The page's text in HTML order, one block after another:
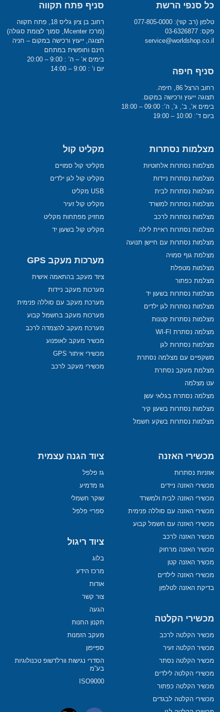
כל סנפי הרשת
טלפון (רב קווי): 077-805-0000
פקס: 03-6326877
service@worldshop.co.il
סניף חיפה
רחוב הרצל 86, חיפה.
תצוגה ייעוץ ורכישה במקום.
בימים א’, ב’, ג’, ה’: 09:00 – 18:00
ביום ד’: 10:00 – 19:00
סניף פתח תקווה
רחוב בן ציון גליס 18, פתח תקווה
(מרכז Mcenter, סמוך לצומת סגולה)
תצוגה, ייעוץ ורכישה במקום – חניה
חינם וחופשית במתחם
בימים א’ – ה’ : 9:00 – 20:00
יום ו’ : 9:00 – 14:00
מצלמות נסתרות
מצלמות נסתרות אלחוטיות
מצלמות נסתרות ניידות
מצלמות נסתרות לבית
מצלמות נסתרות למשרד
מצלמות נסתרות לרכב
מצלמות נסתרות ראיית לילה
מצלמות נסתרות עם חיישן תנועה
מצלמת גוף סמויה
מצלמות מטפלת
מצלמת כפתור
מצלמות נסתרות בשעון יד
מצלמות נסתרות לגן ילדים
מצלמות נסתרות קטנות
מצלמה נסתרת WI-FI
מצלמות נסתרות לגן
משקפיים עם מצלמה נסתרת
מצלמת מעקב נסתרת
עט מצלמה
מצלמה נסתרת בגלאי עשן
מצלמות נסתרות בשעון קיר
מצלמות נסתרות בשקע חשמל
מקליט קול
מקליטי קול סמויים
מקליט קול לגן ילדים
USB מקליט
מקליט קול זעיר
מחזיק מפתחות מקליט
מקליט קול בשעון יד
מערכות מעקב GPS
ציוד מעקב בהתאמה אישית
מערכות מעקב ניידות
מערכת מעקב עם סוללה פנימית
מערכות מעקב בחשמל קבוע
מערכת מעקב להצמדה לרכב
מכשיר מעקב לאופנוע
מכשירי איתור GPS
מכשירי מעקב לרכב
מכשירי האזנה
אוזניות נסתרות
מכשירי האזנה ניידים
מכשירי האזנה לבית ולמשרד
מכשירי האזנה עם סוללה פנימית
מכשירי האזנה עם חשמל קבוע
מכשיר האזנה לרכב
מכשיר האזנה מרחוק
מכשיר האזנה קטן
מכשירי האזנה לילדים
בדיקת האזנה לטלפון
מכשירי הקלטה
מכשיר הקלטה לרכב
מכשיר הקלטה זעיר
מכשיר הקלטה נסתר
מכשירי הקלטה לילדים
מכשיר הקלטה כפתור
מכשירי הקלטה לבגדים
ציוד הגנה עצמית
גז פלפל
גז מדמיע
שוקר חשמלי
ספריי פלפל
ציוד ריגול
בלוג
מרכז הידע
אודות
צור קשר
הגעה
תקנון החנות
מעקב הזמנות
ספייפון
הסדרי נגישות וורלדשופ טכנולוגיות
בע”מ
ISO9000